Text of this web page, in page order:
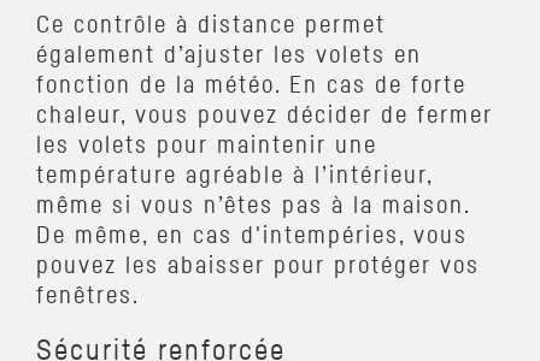
Ce contrôle à distance permet
également d’ajuster les volets en
fonction de la météo. En cas de forte
chaleur, vous pouvez décider de fermer
les volets pour maintenir une
température agréable à l’intérieur,
même si vous n’êtes pas à la maison.
De même, en cas d'intempéries, vous
pouvez les abaisser pour protéger vos
fenêtres.
Sécurité renforcée